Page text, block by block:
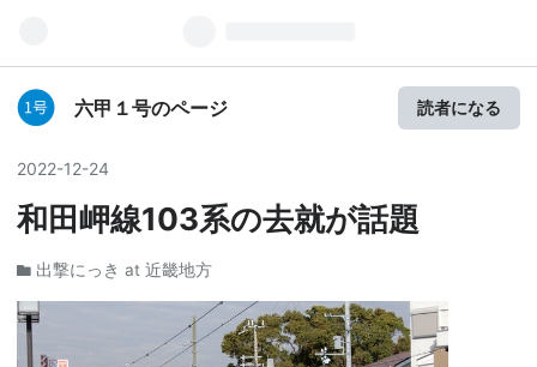
六甲１号のページ 読者になる
2022-12-24
和田岬線103系の去就が話題
出撃にっき at 近畿地方